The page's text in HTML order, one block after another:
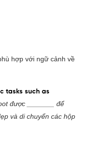
hợp với ngữ cảnh về
tasks such as
được _______ để
và di chuyển các hộp